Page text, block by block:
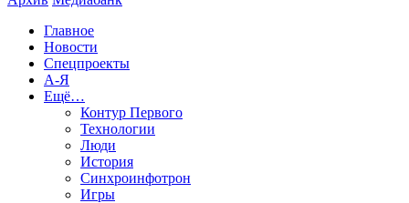
Главное
Новости
Спецпроекты
А-Я
Ещё…
Контур Первого
Технологии
Люди
История
Синхроинфотрон
Игры